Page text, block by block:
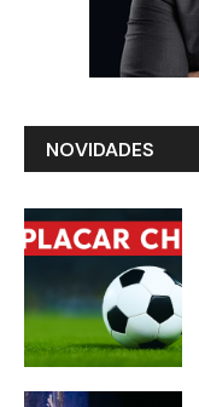
NOVIDADES